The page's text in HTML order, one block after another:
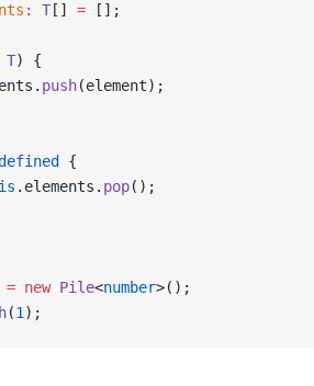
: T [] = [];
T) {
push(element);
{
.elements. pop();
= new Pile<number>();
(1 );